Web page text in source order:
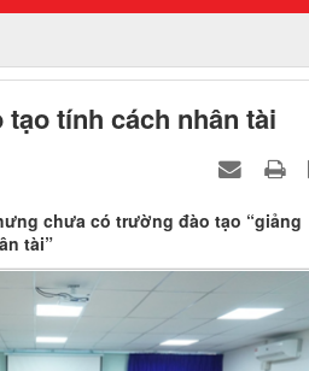
tạo tính cách nhân tài
chưa có trường đào tạo “giảng
tài”